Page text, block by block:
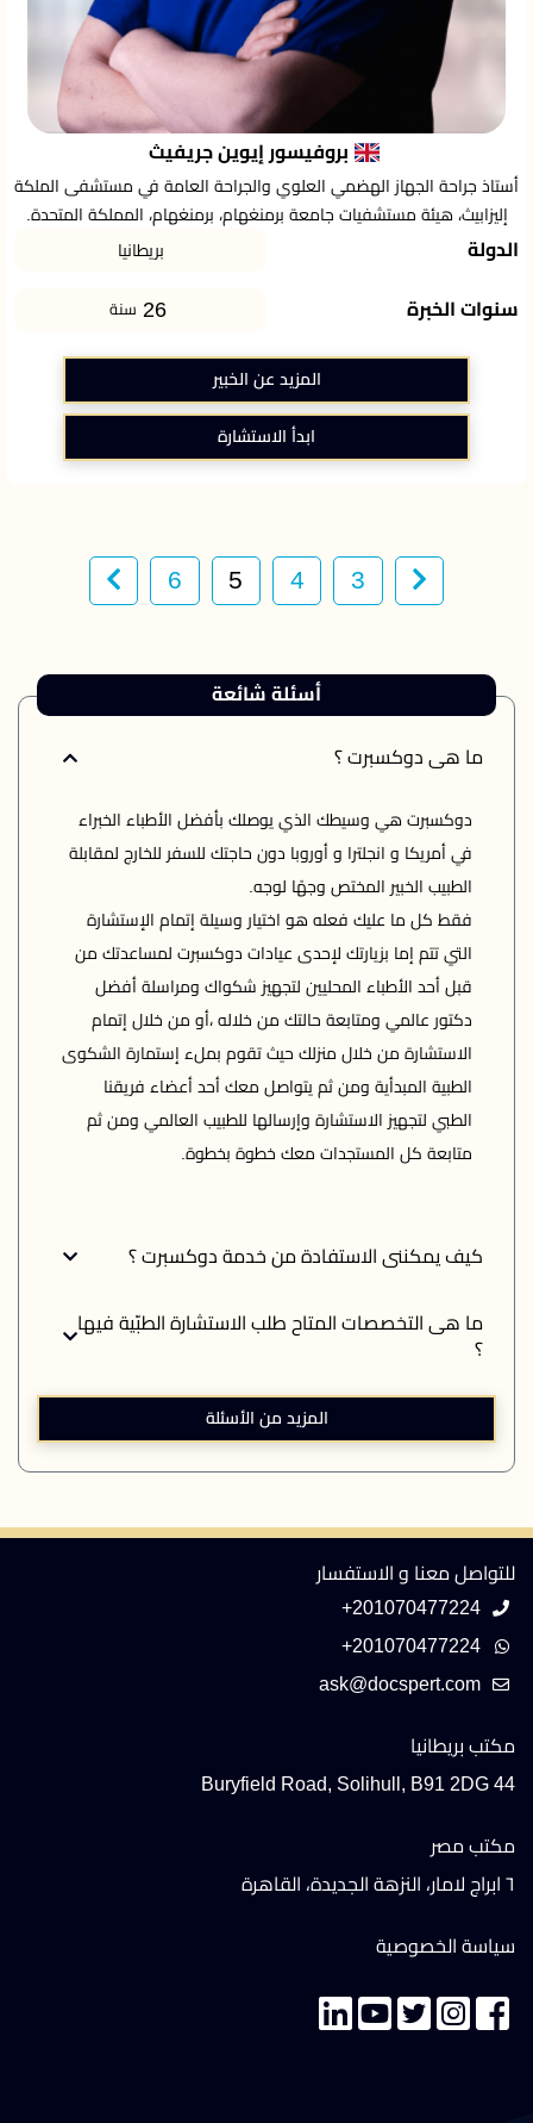
بروفيسور إيوين جريفيث
أستاذ جراحة الجهاز الهضمي العلوي والجراحة العامة في مستشفى الملكة
إليزابيث، هيئة مستشفيات جامعة برمنغهام، برمنغهام، المملكة المتحدة.
الدولة بريطانيا
سنوات الخبرة 26 سنة
المزيد عن الخبير
ابدأ الاستشارة
3
4
5
6
أسئلة شائعة
ما هى دوكسبرت ؟
متابعة كل المستجدات معك خطوة بخطوة.
كيف يمكننى الاستفادة من خدمة دوكسبرت ؟
ما هى التخصصات المتاح طلب الاستشارة الطبّية فيها
؟
المزيد من الأسئلة
للتواصل معنا و الاستفسار
+201070477224
+201070477224
مكتب بريطانيا
44 Buryfield Road, Solihull, B91 2DG
مكتب مصر
٦ ابراج لامار، النزهة الجديدة، القاهرة
سياسة الخصوصية